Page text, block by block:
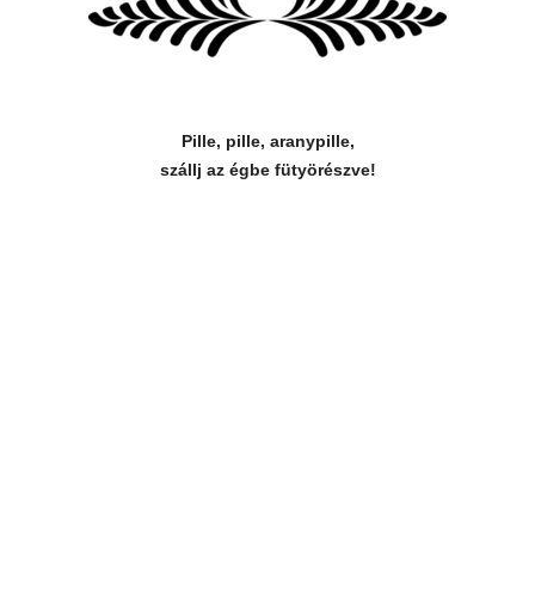
Pille, pille, aranypille,
szállj az égbe fütyörészve!